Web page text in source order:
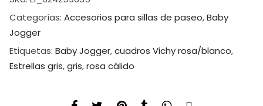
Categorías: Accesorios para sillas de paseo,Baby
Jogger
Etiquetas: Baby Jogger,cuadros Vichy rosa/blanco,
Estrellas gris,gris,rosa cálido